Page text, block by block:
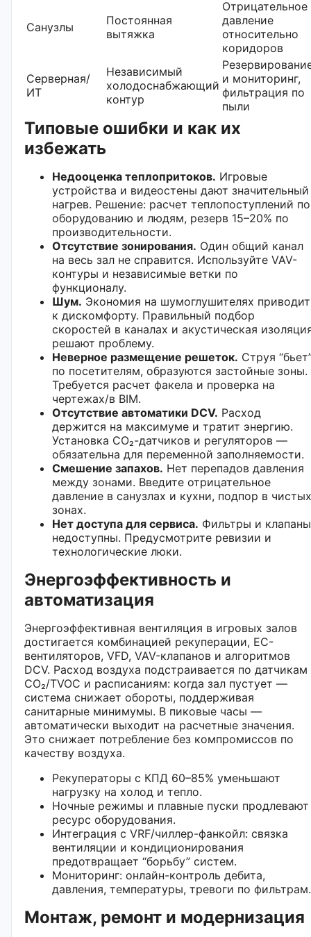
Санузлы
Постоянная
вытяжка
Отрицательное
давление
относительно
коридоров
Серверная/
ИТ
Независимый
холодоснабжающий
контур
и мониторинг,
фильтрация по
пыли
Типовые ошибки и как их
избежать
Недооценка теплопритоков. Игровые
устройства и видеостены дают значительный
нагрев. Решение: расчет теплопоступлений по
оборудованию и людям, резерв 15–20% по
производительности.
Отсутствие зонирования. Один общий канал
на весь зал не справится. Используйте VAV-
контуры и независимые ветки по
функционалу.
Шум. Экономия на шумоглушителях приводит
к дискомфорту. Правильный подбор
скоростей в каналах и акустическая
решают проблему.
Неверное размещение решеток. Струя
по посетителям, образуются застойные зоны.
Требуется расчет факела и проверка на
чертежах/в BIM.
Отсутствие автоматики DCV. Расход
держится на максимуме и тратит энергию.
Установка CO₂-датчиков и регуляторов —
обязательна для переменной заполняемости.
Смешение запахов. Нет перепадов давления
между зонами. Введите отрицательное
давление в санузлах и кухни, подпор в чистых
зонах.
Нет доступа для сервиса. Фильтры и клапаны
недоступны. Предусмотрите ревизии и
технологические люки.
Энергоэффективность и
автоматизация
Энергоэффективная вентиляция в игровых залов
достигается комбинацией рекуперации, EC-
вентиляторов, VFD, VAV-клапанов и алгоритмов
DCV. Расход воздуха подстраивается по датчикам
CO₂/TVOC и расписаниям: когда зал пустует —
система снижает обороты, поддерживая
санитарные минимумы. В пиковые часы —
автоматически выходит на расчетные значения.
Это снижает потребление без компромиссов по
качеству воздуха.
Рекуператоры с КПД 60–85% уменьшают
нагрузку на холод и тепло.
Ночные режимы и плавные пуски продлевают
ресурс оборудования.
Интеграция с VRF/чиллер-фанкойл: связка
вентиляции и кондиционирования
предотвращает “борьбу” систем.
Мониторинг: онлайн-контроль дебита,
давления, температуры, тревоги по фильтрам.
Монтаж, ремонт и модернизация